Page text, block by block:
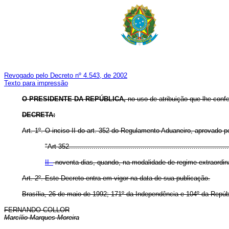
Revogado pelo Decreto nº 4.543, de 2002
Texto para impressão
O PRESIDENTE DA REPÚBLICA,no uso de atribuição que lhe
DECRETA:
Art. 1º. O inciso II do art. 352 do Regulamento Aduaneiro, aprovado
"Art
II -noventa dias, quando, na modalidade de regime
Art. 2º. Este Decreto entra em vigor na data de sua publicação.
Brasília, 26 de maio de 1992; 171º da Independência e 104º da
FERNANDO COLLOR
Marcílio Marques Moreira